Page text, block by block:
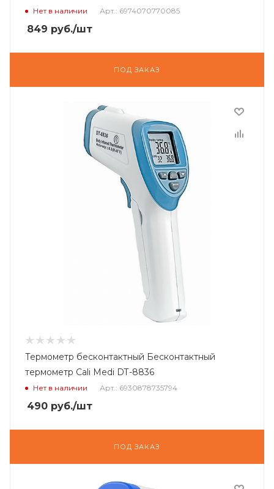
Нет в наличии Арт.: 6974070770085
849 руб./шт
ПОД ЗАКАЗ
Термометр бесконтактный Бесконтактный
термометр Cali Medi DT-8836
Нет в наличии Арт.: 6930878735794
490 руб./шт
ПОД ЗАКАЗ